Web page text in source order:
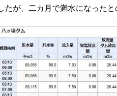
が、二カ月で満水になったと